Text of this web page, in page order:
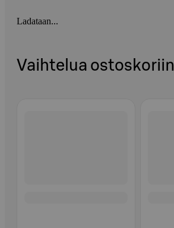
Ladataan...
Vaihtelua ostoskoriin